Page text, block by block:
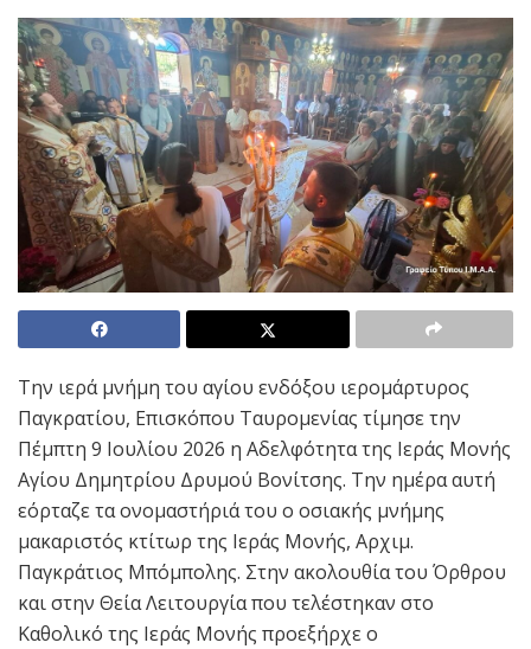
Την ιερά μνήμη του αγίου ενδόξου ιερομάρτυρος
Παγκρατίου, Επισκόπου Ταυρομενίας τίμησε την
Πέμπτη 9 Ιουλίου 2026 η Αδελφότητα της Ιεράς Μονής
Αγίου Δημητρίου Δρυμού Βονίτσης. Την ημέρα αυτή
εόρταζε τα ονομαστήριά του ο οσιακής μνήμης
μακαριστός κτίτωρ της Ιεράς Μονής, Αρχιμ.
Παγκράτιος Μπόμπολης. Στην ακολουθία του Όρθρου
και στην Θεία Λειτουργία που τελέστηκαν στο
Καθολικό της Ιεράς Μονής προεξήρχε ο